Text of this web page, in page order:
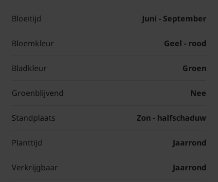
Bloeitijd Juni - September
Bloemkleur Geel - rood
Bladkleur Groen
Groenblijvend Nee
Standplaats Zon - halfschaduw
Planttijd Jaarrond
Verkrijgbaar Jaarrond